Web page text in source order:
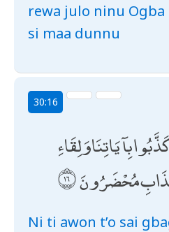
rewa julo ninu
si maa dunnu
30:16
بِآيَاتِنَا وَلِقَاءِ
مُحْضَرُونَ
Ni ti awon t’o sai